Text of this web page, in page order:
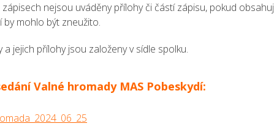
nejsou uváděny přílohy či částí zápisu, pokud
by mohlo být zneužito.
a jejich přílohy jsou založeny v sídle spolku.
Valné hromady MAS Pobeskydí: